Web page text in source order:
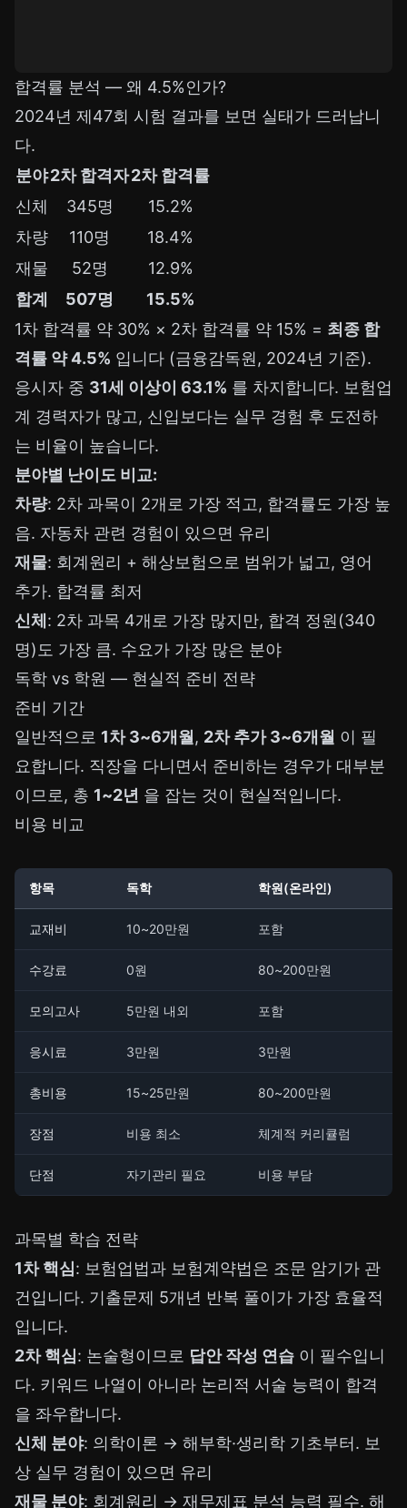
합격률 분석 — 왜 4.5%인가?
2024년 제47회 시험 결과를 보면 실태가 드러납니
다.
분야2차 합격자2차 합격률
신체
345명
15.2%
차량
110명
18.4%
재물
52명
12.9%
합계
507명
15.5%
1차 합격률 약 30% × 2차 합격률 약 15% = 최종 합
격률 약 4.5% 입니다 (금융감독원, 2024년 기준).
응시자 중 31세 이상이 63.1% 를 차지합니다. 보험업
계 경력자가 많고, 신입보다는 실무 경험 후 도전하
는 비율이 높습니다.
분야별 난이도 비교:
차량: 2차 과목이 2개로 가장 적고, 합격률도 가장 높
음. 자동차 관련 경험이 있으면 유리
재물: 회계원리 + 해상보험으로 범위가 넓고, 영어
추가. 합격률 최저
신체 : 2차 과목 4개로 가장 많지만, 합격 정원(340
명)도 가장 큼. 수요가 가장 많은 분야
독학 vs 학원 — 현실적 준비 전략
준비 기간
일반적으로 1차 3~6개월, 2차 추가 3~6개월 이 필
요합니다. 직장을 다니면서 준비하는 경우가 대부분
이므로, 총 1~2년 을 잡는 것이 현실적입니다.
비용 비교
항목 독학 학원(온라인)
교재비 10~20만원 포함
수강료 0원 80~200만원
모의고사 5만원 내외 포함
응시료 3만원 3만원
총비용 15~25만원 80~200만원
장점 비용 최소 체계적 커리큘럼
단점 자기관리 필요 비용 부담
과목별 학습 전략
1차 핵심 : 보험업법과 보험계약법은 조문 암기가 관
건입니다. 기출문제 5개년 반복 풀이가 가장 효율적
입니다.
2차 핵심 : 논술형이므로 답안 작성 연습 이 필수입니
다. 키워드 나열이 아니라 논리적 서술 능력이 합격
을 좌우합니다.
신체 분야: 의학이론 → 해부학·생리학 기초부터. 보
상 실무 경험이 있으면 유리
재물 분야: 회계원리 → 재무제표 분석 능력 필수. 해